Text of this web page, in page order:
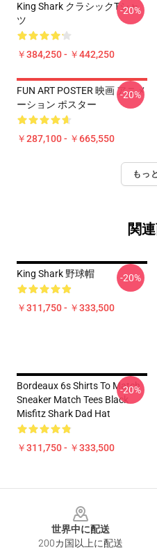
King Shark クラシックTシャ
ツ
￥384,250 - ￥442,250
-20%
FUN ART POSTER 映画 アニメ
ーション ポスター
￥287,100 - ￥665,550
-20%
もっ
関
King Shark 野球帽
￥311,750 - ￥333,500
-20%
Bordeaux 6s Shirts To Match
Sneaker Match Tees Black
Misfitz Shark Dad Hat
￥311,750 - ￥333,500
-20%
世界中に配送
200カ国以上に配送